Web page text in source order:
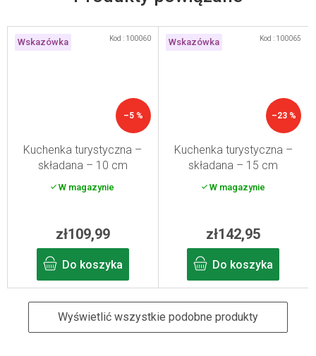
Wskazówka
–5 %
Kuchenka turystyczna –
składana – 10 cm
W magazynie
zł109,99
Do koszyka
Kod : 100060 Wskazówka
–23 %
Kuchenka turystyczna –
składana – 15 cm
W magazynie
zł142,95
Do koszyka
Kod : 100065
Wyświetlić wszystkie podobne produkty